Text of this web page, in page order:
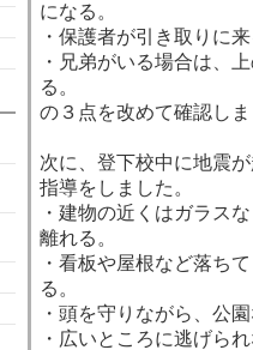
になる。
・保護者が引き取りに
・兄弟がいる場合は、
る。
の３点を改めて確認し
次に、登下校中に地震
指導をしました。
・建物の近くはガラス
離れる。
・看板や屋根など落ち
る。
・頭を守りながら、公
・広いところに逃げら